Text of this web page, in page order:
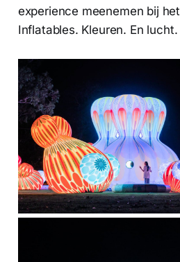
experience meenemen bij het
Inflatables. Kleuren. En lucht.